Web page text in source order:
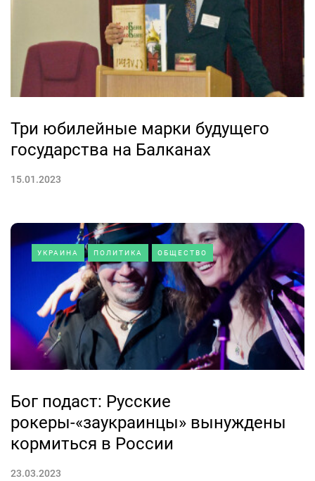
Три юбилейные марки будущего
государства на Балканах
15.01.2023
УКРАИНА ПОЛИТИКА ОБЩЕСТВО
Бог подаст: Русские
рокеры-«заукраинцы» вынуждены
кормиться в России
23.03.2023